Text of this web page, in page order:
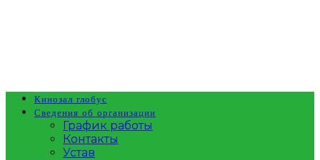
Кинозал глобус
Сведения об организации
График работы
Контакты
Устав